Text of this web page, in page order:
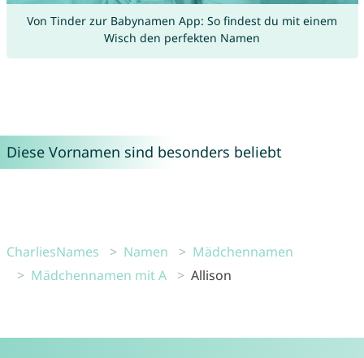
Von Tinder zur Babynamen App: So findest du mit einem
Wisch den perfekten Namen
Diese Vornamen sind besonders beliebt
CharliesNames Namen
Mädchennamen
Mädchennamen mit A
Allison